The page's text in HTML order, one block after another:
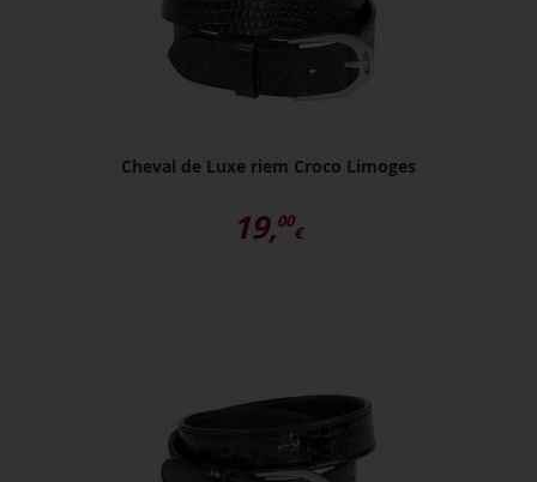
Cheval de Luxe riem Croco Limoges
19,00
€